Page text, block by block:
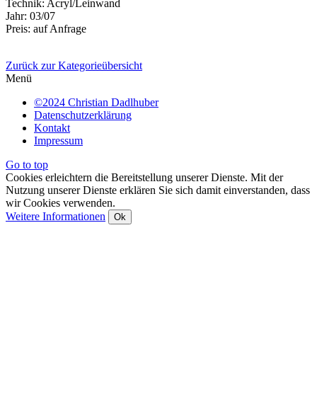
Technik: Acryl/Leinwand
Jahr: 03/07
Preis: auf Anfrage
Zurück zur Kategorieübersicht
Menü
©2024 Christian Dadlhuber
Datenschutzerklärung
Kontakt
Impressum
Go to top
Cookies erleichtern die Bereitstellung unserer Dienste. Mit der
Nutzung unserer Dienste erklären Sie sich damit einverstanden, dass
wir Cookies verwenden.
Weitere Informationen
Ok